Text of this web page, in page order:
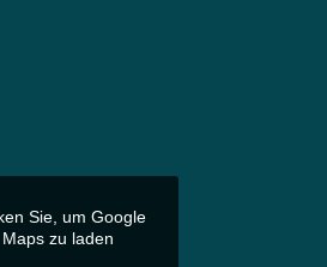
Sie, um Google
Maps zu laden